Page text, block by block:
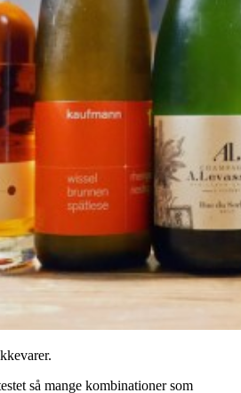
så mange kombinationer som